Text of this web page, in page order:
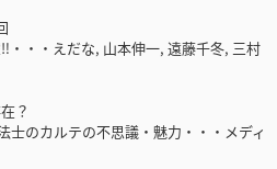
・・えだな, 山本伸一, 遠藤千冬, 三村
？
士のカルテの不思議・魅力・・・メディ